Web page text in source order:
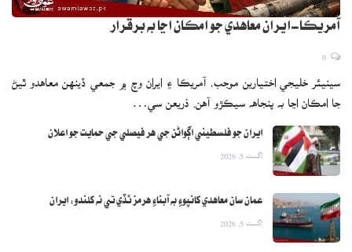
آمريڪا-ايران معاهدي جو امڪان اڃا به برقرار
سينيئر خليجي اختيارين موجب، آمريڪا ۽ ايران وچ ۾ جمعي ڏينهن معاهدو ٿيڻ
جا امڪان اڃا به پنجاهه سيڪڙو آهن. ذريعن سي…
ايران جو فلسطيني اڳواڻن جي هر فيصلي جي حمايت جو اعلان
اگست 5, 2026
عمان سان معاهدي کانپوءِ به آبناءِ هرمز ٿڏي تي نه کلندو: ايران
اگست 5, 2026